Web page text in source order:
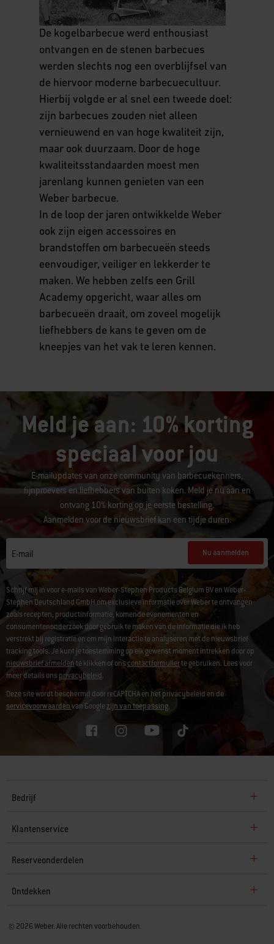
De kogelbarbecue werd enthousiast
ontvangen en de stenen barbecues
werden slechts nog een overblijfsel van
de hiervoor moderne barbecuecultuur.
Hierbij volgde er al snel een tweede doel:
zijn barbecues zouden niet alleen
vernieuwend en van hoge kwaliteit zijn,
maar ook duurzaam. Door de hoge
kwaliteitsstandaarden moest men
jarenlang kunnen genieten van een
Weber barbecue.
In de loop der jaren ontwikkelde Weber
ook zijn eigen accessoires en
brandstoffen om barbecueën steeds
eenvoudiger, veiliger en lekkerder te
maken. We hebben zelfs een Grill
Academy opgericht, waar alles om
barbecueën draait, om zoveel mogelijk
liefhebbers de kans te geven om de
kneepjes van het vak te leren kennen.
Meld je aan: 10% korting
speciaal voor jou
E-mailupdates van onze community van barbecuekenners,
fijnproevers en liefhebbers van buiten koken. Meld je nu aan en
ontvang 10% korting op je eerste bestelling.
Aanmelden voor de nieuwsbrief kan een tijdje duren.
E-mail Nu aanmelden
Schrijf mij in voor e-mails van Weber-Stephen Products Belgium BV en Weber-
Stephen Deutschland GmbH om exclusieve informatie over Weber te ontvangen
zoals recepten, productinformatie, komende evenementen en
consumentenonderzoek door gebruik te maken van de informatie die ik heb
verstrekt bij registratie en om mijn interactie te analyseren met de nieuwsbrief
tracking tools. Je kunt je toestemming op elk gewenst moment intrekken door op
nieuwsbrief afmeldente klikken of onscontactformulierte gebruiken. Lees voor
meer details onsprivacybeleid.
Deze site wordt beschermd door reCAPTCHA en het privacybeleid en de
servicevoorwaardenvan Googlezijn van toepassing.
Bedrijf
Klantenservice
Reserveonderdelen
Ontdekken
© 2026 Weber. Alle rechten voorbehouden.